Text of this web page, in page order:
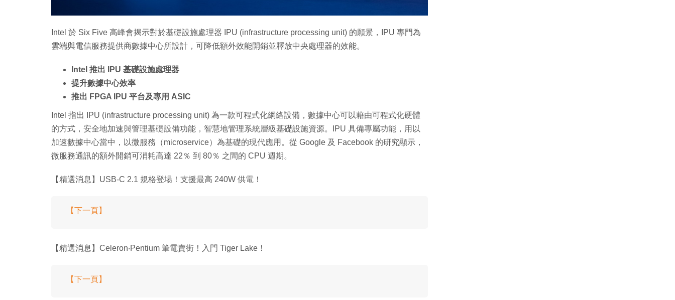
Intel 於 Six Five 高峰會揭示對於基礎設施處理器 IPU (infrastructure processing unit) 的願景，IPU 專門為
雲端與電信服務提供商數據中心所設計，可降低額外效能開銷並釋放中央處理器的效能。
Intel 推出 IPU 基礎設施處理器
提升數據中心效率
推出 FPGA IPU 平台及專用 ASIC
Intel 指出 IPU (infrastructure processing unit) 為一款可程式化網絡設備，數據中心可以藉由可程式化硬體
的方式，安全地加速與管理基礎設備功能，智慧地管理系統層級基礎設施資源。IPU 具備專屬功能，用以
加速數據中心當中，以微服務（microservice）為基礎的現代應用。從 Google 及 Facebook 的研究顯示，
微服務通訊的額外開銷可消耗高達 22％ 到 80％ 之間的 CPU 週期。
【精選消息】USB-C 2.1 規格登場！支援最高 240W 供電！
【下一頁】
【精選消息】Celeron‧Pentium 筆電賣街！入門 Tiger Lake！
【下一頁】